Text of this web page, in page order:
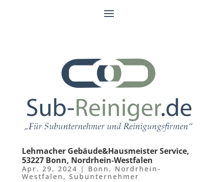
Lehmacher Gebäude&Hausmeister Service,
53227 Bonn, Nordrhein-Westfalen
Apr. 29, 2024 | Bonn , Nordrhein-
Westfalen , Subunternehmer